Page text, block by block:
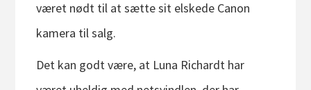
været nødt til at sætte sit elskede Canon
kamera til salg.
Det kan godt være, at Luna Richardt har